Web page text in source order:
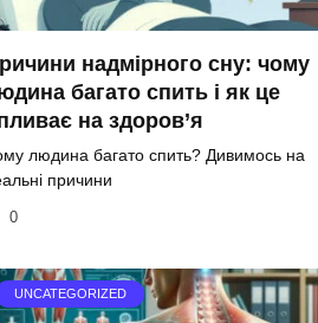
надмірного сну: чому
багато спить і як це
на здоров’я
людина багато спить? Дивимось на
причини
0
UNCATEGORIZED